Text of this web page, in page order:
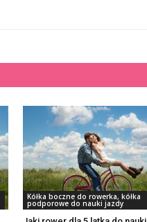
Kółka boczne do rowerka, kółka
podporowe do nauki jazdy